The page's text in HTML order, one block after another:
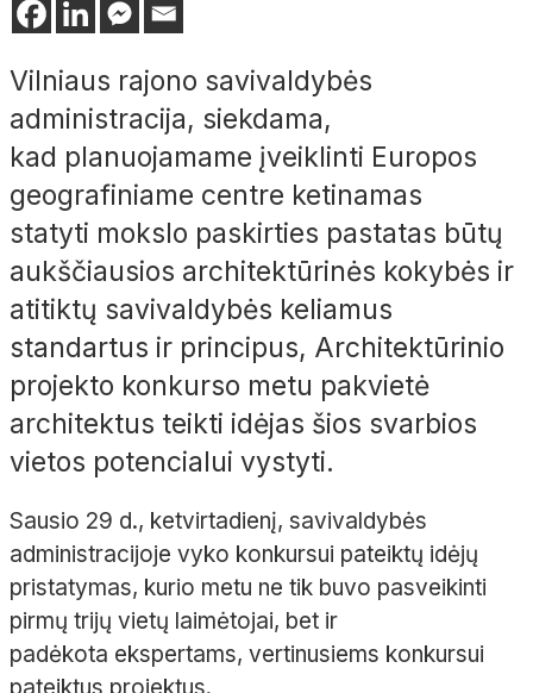
Vilniaus rajono savivaldybės
administracija, siekdama,
kad planuojamame įveiklinti Europos
geografiniame centre ketinamas
statyti mokslo paskirties pastatas būtų
aukščiausios architektūrinės kokybės ir
atitiktų savivaldybės keliamus
standartus ir principus, Architektūrinio
projekto konkurso metu pakvietė
architektus teikti idėjas šios svarbios
vietos potencialui vystyti.
Sausio 29 d., ketvirtadienį, savivaldybės
administracijoje vyko konkursui pateiktų idėjų
pristatymas, kurio metu ne tik buvo pasveikinti
pirmų trijų vietų laimėtojai, bet ir
padėkota ekspertams, vertinusiems konkursui